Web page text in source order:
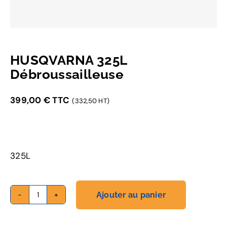
HUSQVARNA 325L
Débroussailleuse
399,00 €TTC (332,50 HT)
325L
quantité
Ajouter au panier